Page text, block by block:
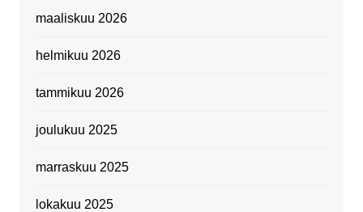
maaliskuu 2026
helmikuu 2026
tammikuu 2026
joulukuu 2025
marraskuu 2025
lokakuu 2025